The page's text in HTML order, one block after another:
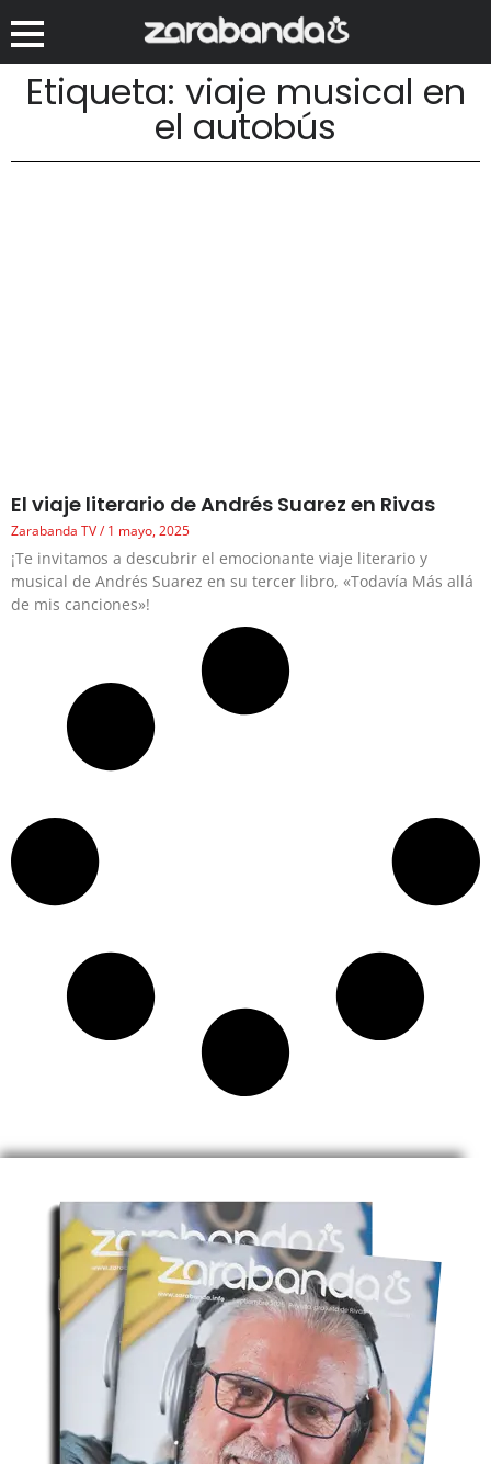
Etiqueta: viaje musical en
el autobús
El viaje literario de Andrés Suarez en Rivas
Zarabanda TV 1 mayo, 2025
¡Te invitamos a descubrir el emocionante viaje literario y
musical de Andrés Suarez en su tercer libro, «Todavía Más allá
de mis canciones»!